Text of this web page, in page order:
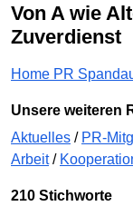
Von A wie Altersermäßigung bis Z wie
Zuverdienst
Home PR
Unsere weiteren
Aktuelles / PR-
Arbeit/
210 Stichworte